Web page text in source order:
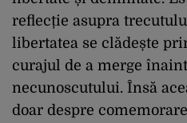
reflecție asupra
libertatea se clădește
curajul de a merge
necunoscutului. Însă
doar despre